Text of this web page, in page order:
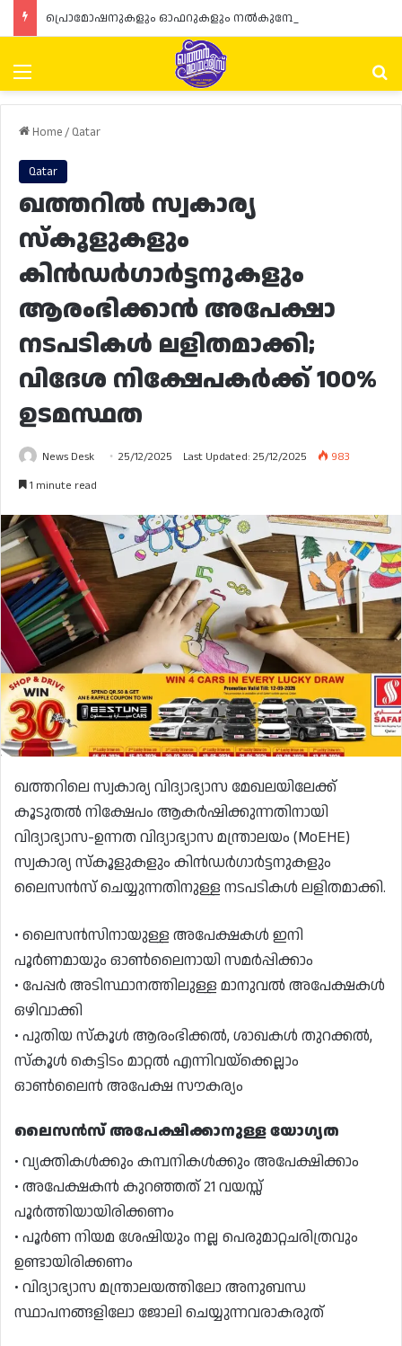
Menu
Home/ Qatar
Qatar
ഖത്തറിൽ സ്വകാര്യ
സ്കൂളുകളും
കിൻഡർഗാർട്ടനുകളും
ആരംഭിക്കാൻ അപേക്ഷാ
നടപടികൾ ലളിതമാക്കി;
വിദേശ നിക്ഷേപകർക്ക് 100%
ഉടമസ്ഥത
News Desk 25/12/2025 Last Updated: 25/12/2025
983
1 minute read
ഖത്തറിലെ സ്വകാര്യ വിദ്യാഭ്യാസ മേഖലയിലേക്ക്
കൂടുതൽ നിക്ഷേപം ആകർഷിക്കുന്നതിനായി
വിദ്യാഭ്യാസ-ഉന്നത വിദ്യാഭ്യാസ മന്ത്രാലയം (MoEHE)
സ്വകാര്യ സ്കൂളുകളും കിൻഡർഗാർട്ടനുകളും
ലൈസൻസ് ചെയ്യുന്നതിനുള്ള നടപടികൾ ലളിതമാക്കി.
• ലൈസൻസിനായുള്ള അപേക്ഷകൾ ഇനി
പൂർണമായും ഓൺലൈനായി സമർപ്പിക്കാം
• പേപ്പർ അടിസ്ഥാനത്തിലുള്ള മാനുവൽ അപേക്ഷകൾ
ഒഴിവാക്കി
• പുതിയ സ്കൂൾ ആരംഭിക്കൽ, ശാഖകൾ തുറക്കൽ,
സ്കൂൾ കെട്ടിടം മാറ്റൽ എന്നിവയ്ക്കെല്ലാം
ഓൺലൈൻ അപേക്ഷ സൗകര്യം
ലൈസൻസ് അപേക്ഷിക്കാനുള്ള യോഗ്യത
• വ്യക്തികൾക്കും കമ്പനികൾക്കും അപേക്ഷിക്കാം
• അപേക്ഷകന്‍ കുറഞ്ഞത് 21 വയസ്സ്
പൂർത്തിയായിരിക്കണം
• പൂർണ നിയമ ശേഷിയും നല്ല പെരുമാറ്റചരിത്രവും
ഉണ്ടായിരിക്കണം
• വിദ്യാഭ്യാസ മന്ത്രാലയത്തിലോ അനുബന്ധ
സ്ഥാപനങ്ങളിലോ ജോലി ചെയ്യുന്നവരാകരുത്